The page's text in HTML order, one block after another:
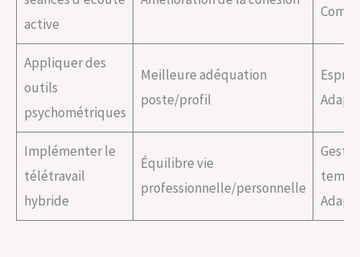
active
Appliquer des
outils
psychométriques
Meilleure adéquation
poste/profil
Esprit
Implémenter le
télétravail
hybride
Équilibre vie
professionnelle/personnelle